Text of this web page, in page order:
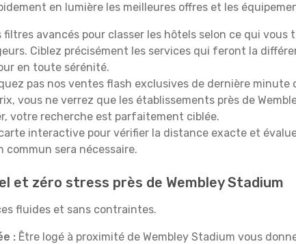
en lumière les meilleures offres et les
filtres avancés pour classer les hôtels selon ce qui
Ciblez précisément les services qui feront la
en toute sérénité.
pas nos ventes flash exclusives de dernière
vous ne verrez que les établissements près de
votre recherche est parfaitement ciblée.
interactive pour vérifier la distance exacte et
sera nécessaire.
et zéro stress près de Wembley Stadium
fluides et sans contraintes.
: Être logé à proximité de Wembley Stadium vous